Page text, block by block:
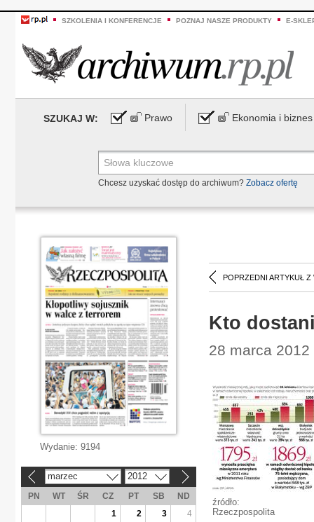
SZKOLENIA I KONFERENCJE POZNAJ NASZE PRODUKTY E-
SZUKAJ W: Prawo Ekonomia i biznes
Chcesz uzyskać dostęp do archiwum? Zobacz ofertę
POPRZEDNI ARTYKUŁ Z
Kto
28 marca 2012
źródło:
Rzeczpospolita
Wydanie: 9194
marzec 2012
PN WT ŚR CZ PT SB
ND
1
2 3
4